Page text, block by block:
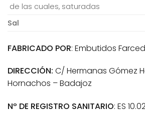
de las cuales, saturadas
Sal
FABRICADO POR: Embutidos
DIRECCIÓN: C/ Hermanas Gómez
Hornachos – Badajoz
Nº DE REGISTRO SANITARIO: ES